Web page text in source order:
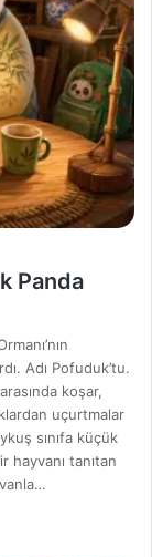
Panda
Adı Pofuduk’tu.
koşar,
uçurtmalar
sınıfa küçük
tanıtan